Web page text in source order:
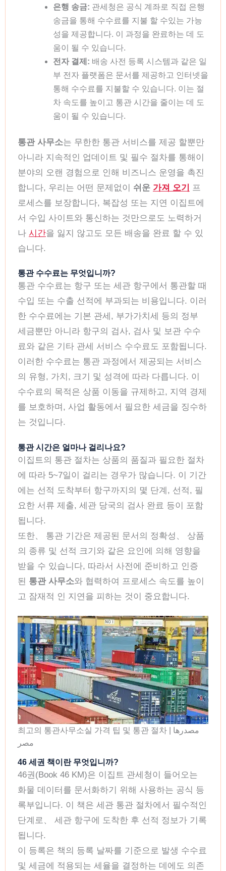
은행 송금: 관세청은 공식 계좌로 직접 은행
송금을 통해 수수료를 지불 할 수있는 가능
성을 제공합니다. 이 과정을 완료하는 데 도
움이 될 수 있습니다.
전자 결제: 배송 사전 등록 시스템과 같은 일
부 전자 플랫폼은 문서를 제공하고 인터넷을
통해 수수료를 지불할 수 있습니다. 이는 절
차 속도를 높이고 통관 시간을 줄이는 데 도
움이 될 수 있습니다.
통관 사무소는 무한한 통관 서비스를 제공 할뿐만
아니라 지속적인 업데이트 및 필수 절차를 통해이
분야의 오랜 경험으로 인해 비즈니스 운영을 촉진
합니다, 우리는 어떤 문제없이 쉬운 가져 오기
프
로세스를 보장합니다, 복잡성 또는 지연 이집트에
서 수입 사이트와 통신하는 것만으로도 노력하거
나 시간을 잃지 않고도 모든 배송을 완료 할 수 있
습니다.
통관 수수료는 무엇입니까?
통관 수수료는 항구 또는 세관 항구에서 통관할 때
수입 또는 수출 선적에 부과되는 비용입니다. 이러
한 수수료에는 기본 관세, 부가가치세 등의 정부
세금뿐만 아니라 항구의 검사, 검사 및 보관 수수
료와 같은 기타 관세 서비스 수수료도 포함됩니다.
이러한 수수료는 통관 과정에서 제공되는 서비스
의 유형, 가치, 크기 및 성격에 따라 다릅니다. 이
수수료의 목적은 상품 이동을 규제하고, 지역 경제
를 보호하며, 사업 활동에서 필요한 세금을 징수하
는 것입니다.
통관 시간은 얼마나 걸리나요?
이집트의 통관 절차는 상품의 품질과 필요한 절차
에 따라 5~7일이 걸리는 경우가 많습니다. 이 기간
에는 선적 도착부터 항구까지의 몇 단계, 선적, 필
요한 서류 제출, 세관 당국의 검사 완료 등이 포함
됩니다.
또한、 통관 기간은 제공된 문서의 정확성、 상품
의 종류 및 선적 크기와 같은 요인에 의해 영향을
받을 수 있습니다, 따라서 사전에 준비하고 인증
된 통관 사무소와 협력하여 프로세스 속도를 높이
고 잠재적 인 지연을 피하는 것이 중요합니다.
최고의 통관사무소실 가격 팁 및 통관 절차 | مصدرها
مصر
46 세권 책이란 무엇입니까?
46권(Book 46 KM)은 이집트 관세청이 들어오는
화물 데이터를 문서화하기 위해 사용하는 공식 등
록부입니다. 이 책은 세관 통관 절차에서 필수적인
단계로、 세관 항구에 도착한 후 선적 정보가 기록
됩니다.
이 등록은 책의 등록 날짜를 기준으로 발생 수수료
및 세금에 적용되는 세율을 결정하는 데에도 의존